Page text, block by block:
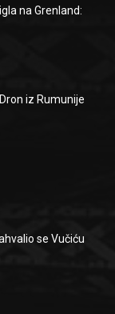
na Grenland:
iz Rumunije
se Vučiću